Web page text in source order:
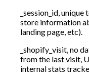
_session_id,
store information
landing page, etc).
_shopify_visit, no
from the last visit,
internal stats